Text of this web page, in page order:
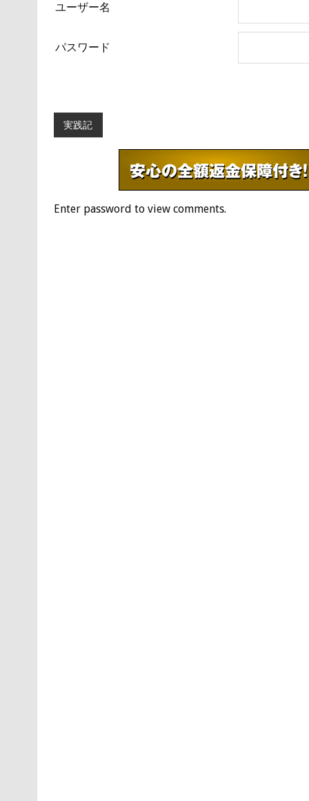
ユーザー名
パスワード
実践記
Enter password to view comments.